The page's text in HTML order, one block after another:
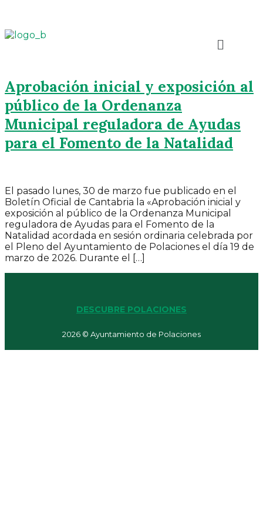
Aprobación inicial y exposición al
público de la Ordenanza
Municipal reguladora de Ayudas
para el Fomento de la Natalidad
El pasado lunes, 30 de marzo fue publicado en el
Boletín Oficial de Cantabria la «Aprobación inicial y
exposición al público de la Ordenanza Municipal
reguladora de Ayudas para el Fomento de la
Natalidad acordada en sesión ordinaria celebrada por
el Pleno del Ayuntamiento de Polaciones el día 19 de
marzo de 2026. Durante el […]
DESCUBRE POLACIONES
2026 © Ayuntamiento de Polaciones